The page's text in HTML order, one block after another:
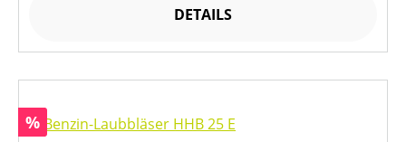
DETAILS
Rabatt
%